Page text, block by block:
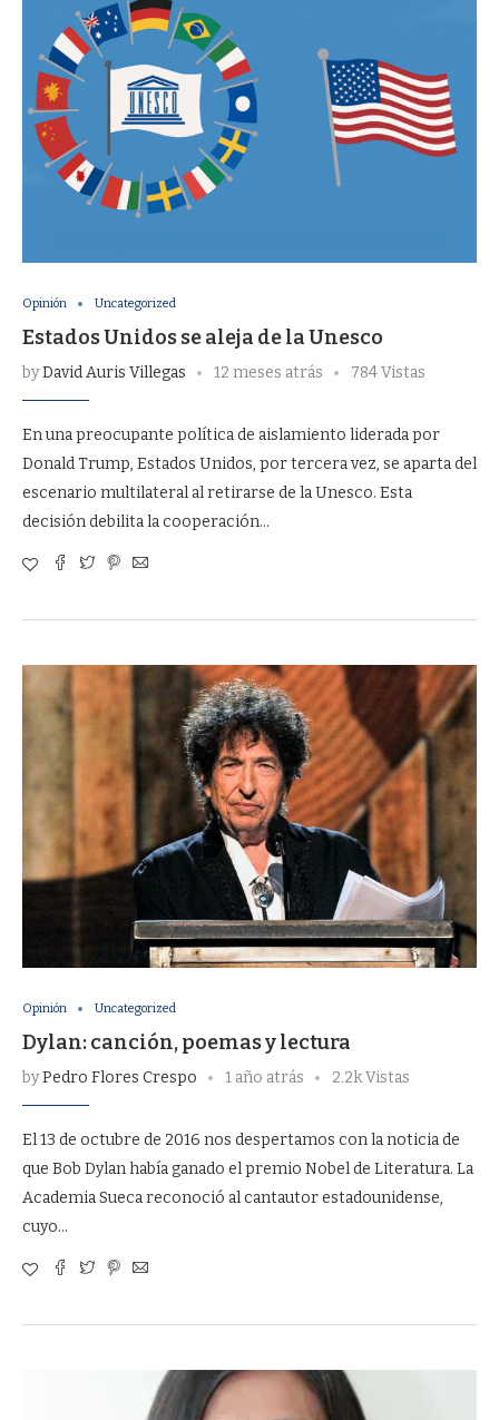
Opinión Uncategorized
Estados Unidos se aleja de la Unesco
byDavid Auris Villegas 12 meses atrás 784 Vistas
En una preocupante política de aislamiento liderada por
Donald Trump, Estados Unidos, por tercera vez, se aparta del
escenario multilateral al retirarse de la Unesco. Esta
decisión debilita la cooperación…
Opinión Uncategorized
Dylan: canción, poemas y lectura
byPedro Flores Crespo 1 año atrás 2.2k Vistas
El 13 de octubre de 2016 nos despertamos con la noticia de
que Bob Dylan había ganado el premio Nobel de Literatura. La
Academia Sueca reconoció al cantautor estadounidense,
cuyo…